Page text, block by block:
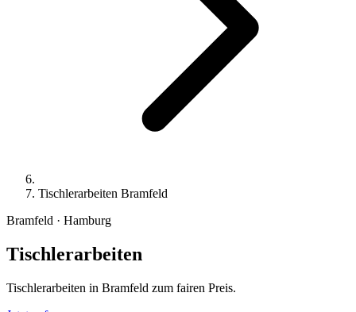
Tischlerarbeiten Bramfeld
Bramfeld · Hamburg
Tischlerarbeiten
Tischlerarbeiten in Bramfeld zum fairen Preis.